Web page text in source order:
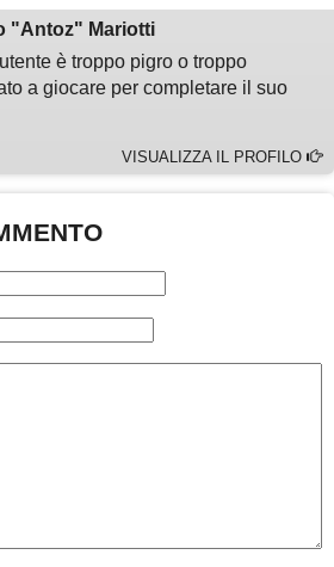
"Antoz" Mariotti
è troppo pigro o troppo
a giocare per completare il suo
VISUALIZZA IL PROFILO